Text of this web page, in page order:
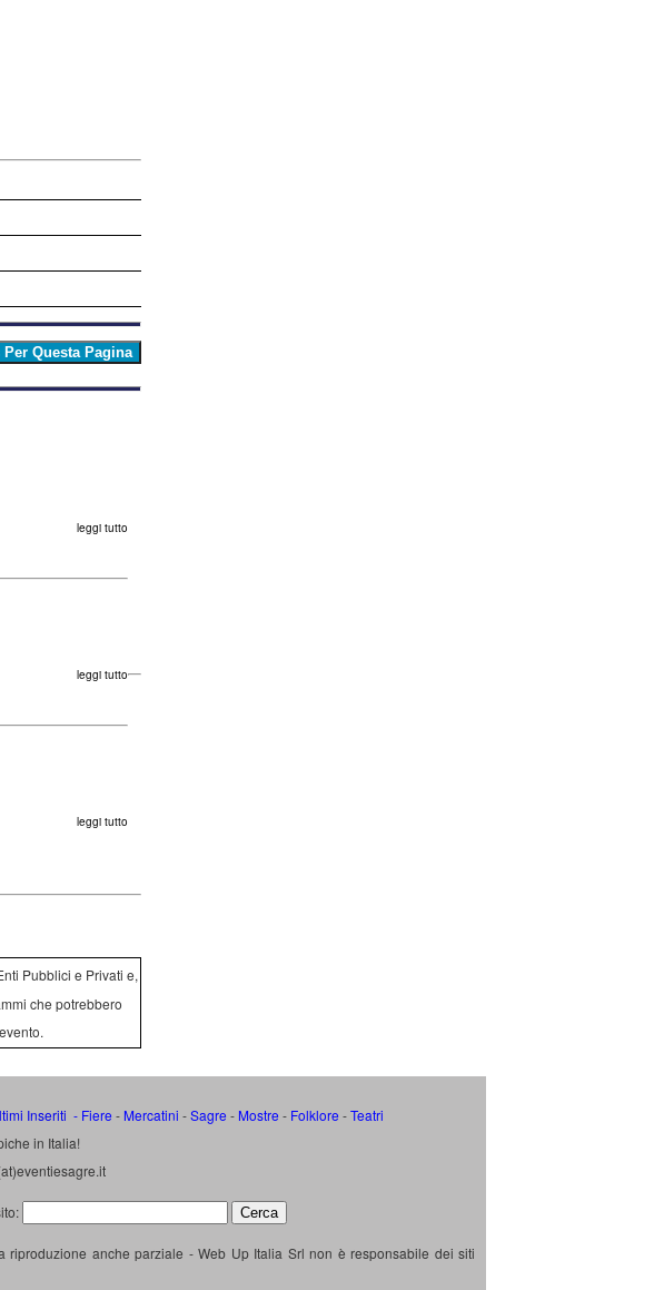
leggi tutto
leggi tutto
leggi tutto
Pubblici e Privati e,
che potrebbero
Inseriti - Fiere - Mercatini -Sagre - Mostre - Folklore -Teatri
in Italia!
riproduzione anche parziale - Web Up Italia Srl non è responsabile dei siti